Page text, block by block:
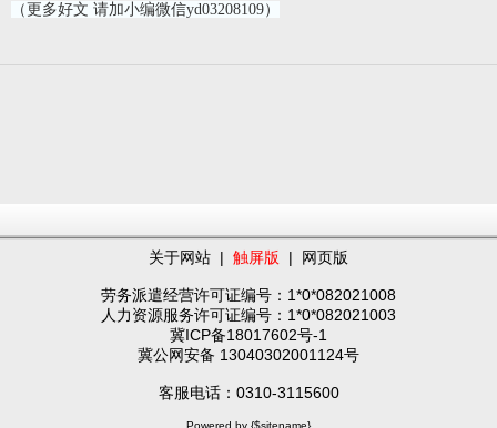
（更多好文 请加小编微信yd03208109）
关于网站 | 触屏版 | 网页版
劳务派遣经营许可证编号：1*0*082021008
人力资源服务许可证编号：1*0*082021003
冀ICP备18017602号-1
冀公网安备 13040302001124号
客服电话：0310-3115600
Powered by {$sitename}